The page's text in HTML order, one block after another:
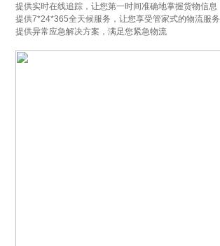
提供实时在线追踪，让您第一时间准确地掌握货物信息
提供7*24*365全天候服务，让您享受管家式的物流服务
提供异常应急解决方案，满足您紧急物流